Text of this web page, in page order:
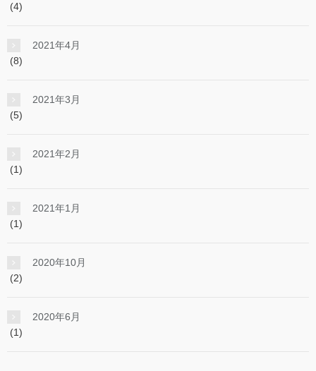
(4)
2021年4月
(8)
2021年3月
(5)
2021年2月
(1)
2021年1月
(1)
2020年10月
(2)
2020年6月
(1)